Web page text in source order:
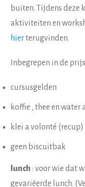
buiten. Tijdens deze
aktiviteiten en
hierterugvinden.
Inbegrepen in de
cursusgelden
koffie , thee en water
klei a volonté (recup)
geen biscuitbak
lunch : voor wie dat
gevariëerde lunch.